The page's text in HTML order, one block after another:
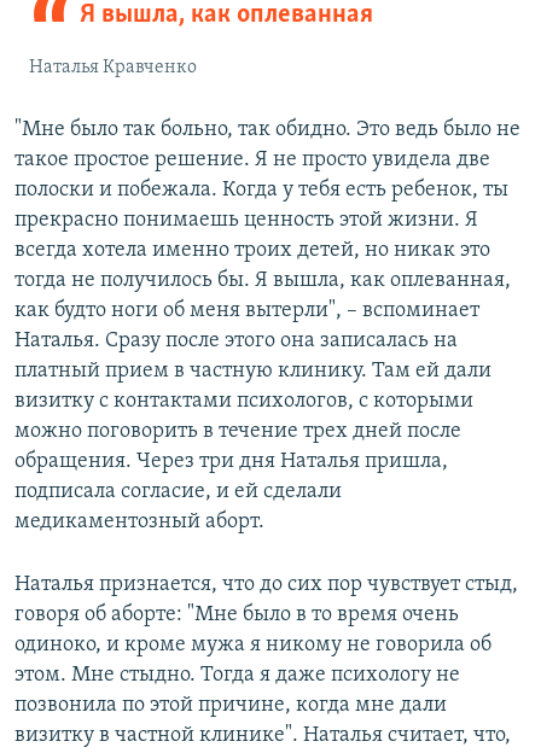
Я вышла, как оплеванная
Наталья Кравченко
"Мне было так больно, так обидно. Это ведь было не
такое простое решение. Я не просто увидела две
полоски и побежала. Когда у тебя есть ребенок, ты
прекрасно понимаешь ценность этой жизни. Я
всегда хотела именно троих детей, но никак это
тогда не получилось бы. Я вышла, как оплеванная,
как будто ноги об меня вытерли", – вспоминает
Наталья. Сразу после этого она записалась на
платный прием в частную клинику. Там ей дали
визитку с контактами психологов, с которыми
можно поговорить в течение трех дней после
обращения. Через три дня Наталья пришла,
подписала согласие, и ей сделали
медикаментозный аборт.
Наталья признается, что до сих пор чувствует стыд,
говоря об аборте: "Мне было в то время очень
одиноко, и кроме мужа я никому не говорила об
этом. Мне стыдно. Тогда я даже психологу не
позвонила по этой причине, когда мне дали
визитку в частной клинике". Наталья считает, что,